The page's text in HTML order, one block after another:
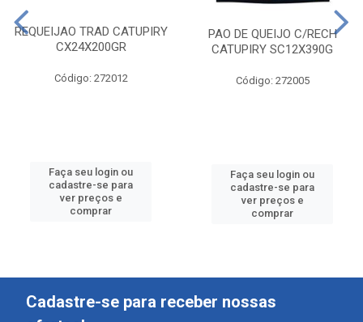
REQUEIJAO TRAD CATUPIRY
CX24X200GR
Código: 272012
Faça seu login ou
cadastre-se para
ver preços e
comprar
PAO DE QUEIJO C/RECH
CATUPIRY SC12X390G
Código: 272005
Faça seu login ou
cadastre-se para
ver preços e
comprar
Cadastre-se para receber nossas